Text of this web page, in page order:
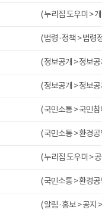
( 누리집 도우미 >
( 법령·정책 > 법령
( 정보공개 > 정보
( 정보공개 > 정보
( 국민소통 > 국민
( 국민소통 > 환경
( 누리집 도우미 >
( 국민소통 > 환경
( 알림·홍보 > 공지